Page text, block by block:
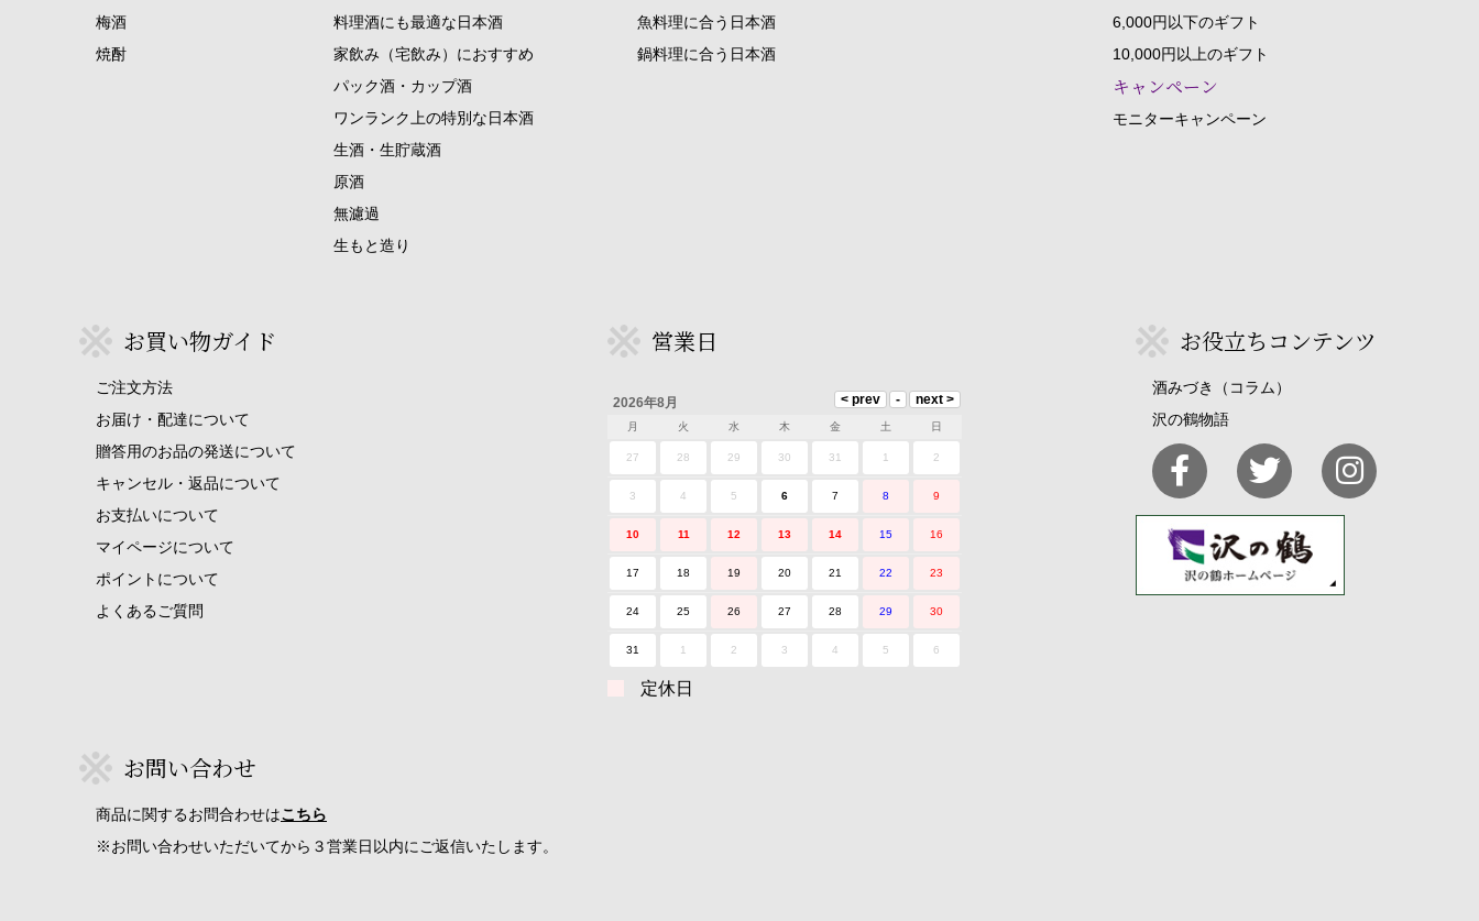
梅酒
焼酎
料理酒にも最適な日本酒
家飲み（宅飲み）におすすめ
パック酒・カップ酒
ワンランク上の特別な日本酒
生酒・生貯蔵酒
原酒
無濾過
生もと造り
魚料理に合う日本酒
鍋料理に合う日本酒
6,000円以下のギフト
10,000円以上のギフト
キャンペーン
モニターキャンペーン
お買い物ガイド
ご注文方法
お届け・配達について
贈答用のお品の発送について
キャンセル・返品について
お支払いについて
マイページについて
ポイントについて
よくあるご質問
営業日
2026年8月
月 火 水 木 金 土 日
27 28 29 30 31 1 2
3 4 5 6 7 8 9
10 11 12 13 14 15 16
17 18 19 20 21 22 23
24 25 26 27 28 29 30
31 1 2 3 4 5 6
定休日
お役立ちコンテンツ
酒みづき（コラム）
沢の鶴物語
お問い合わせ
商品に関するお問合わせはこちら
※お問い合わせいただいてから３営業日以内にご返信いたします。